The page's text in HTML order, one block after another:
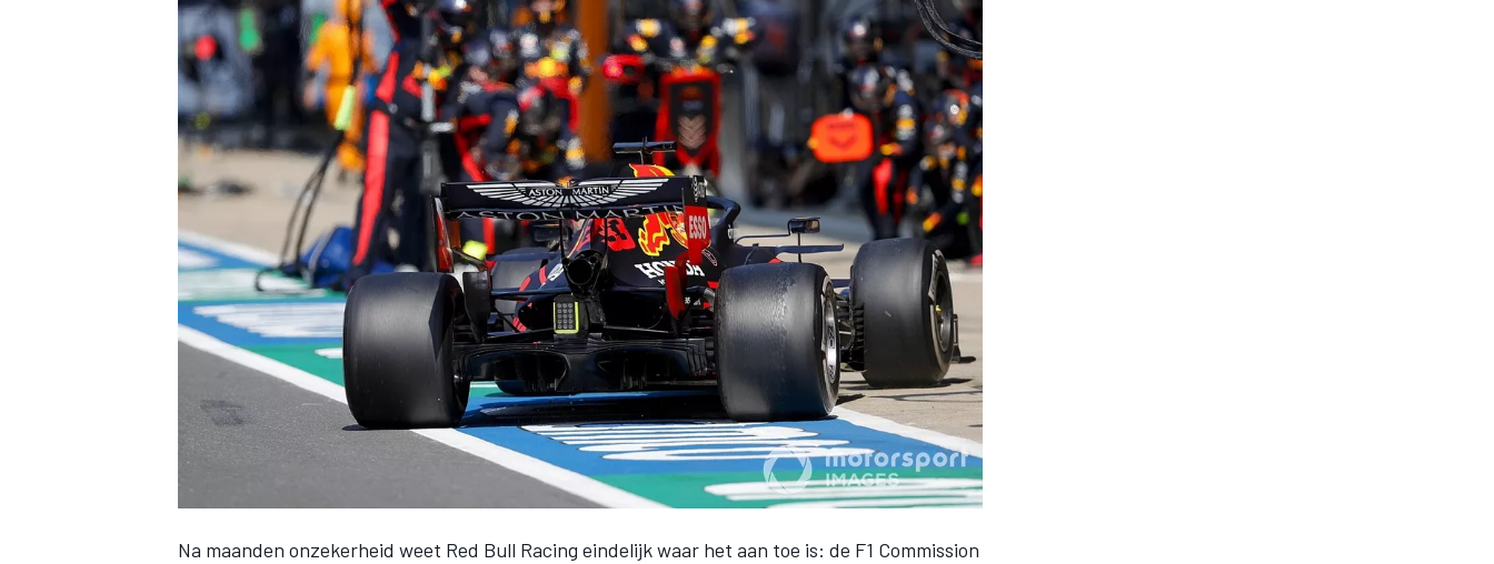
INDYCAR
Na maanden onzekerheid weet Red Bull Racing eindelijk waar het aan toe is: de F1 Commission